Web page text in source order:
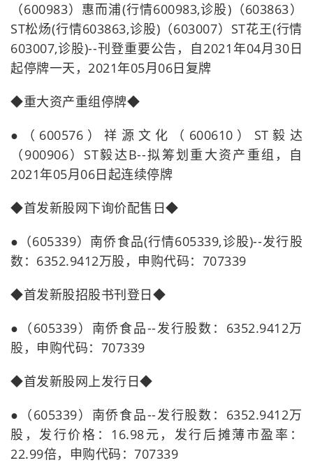
（600983）惠而浦(行情600983,诊股)（603863）
ST松炀(行情603863,诊股)（603007）ST花王(行情
603007,诊股)--刊登重要公告，自2021年04月30日
起停牌一天，2021年05月06日复牌
◆重大资产重组停牌◆
●（600576）祥源文化（600610）ST毅达
（900906）ST毅达B--拟筹划重大资产重组，自
2021年05月06日起连续停牌
◆首发新股网下询价配售日◆
●（605339）南侨食品(行情605339,诊股)--发行股
数：6352.9412万股，申购代码：707339
◆首发新股招股书刊登日◆
●（605339）南侨食品--发行股数：6352.9412万
股，申购代码：707339
◆首发新股网上发行日◆
●（605339）南侨食品--发行股数：6352.9412万
股，发行价格：16.98元，发行后摊薄市盈率：
22.99倍，申购代码：707339